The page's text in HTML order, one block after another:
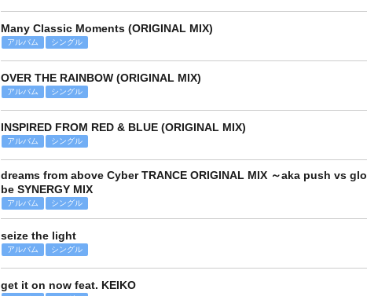
Many Classic Moments (ORIGINAL MIX)
アルバム シングル
OVER THE RAINBOW (ORIGINAL MIX)
アルバム シングル
INSPIRED FROM RED & BLUE (ORIGINAL MIX)
アルバム シングル
dreams from above Cyber TRANCE ORIGINAL MIX ～aka push vs glo
be SYNERGY MIX
アルバム シングル
seize the light
アルバム シングル
get it on now feat. KEIKO